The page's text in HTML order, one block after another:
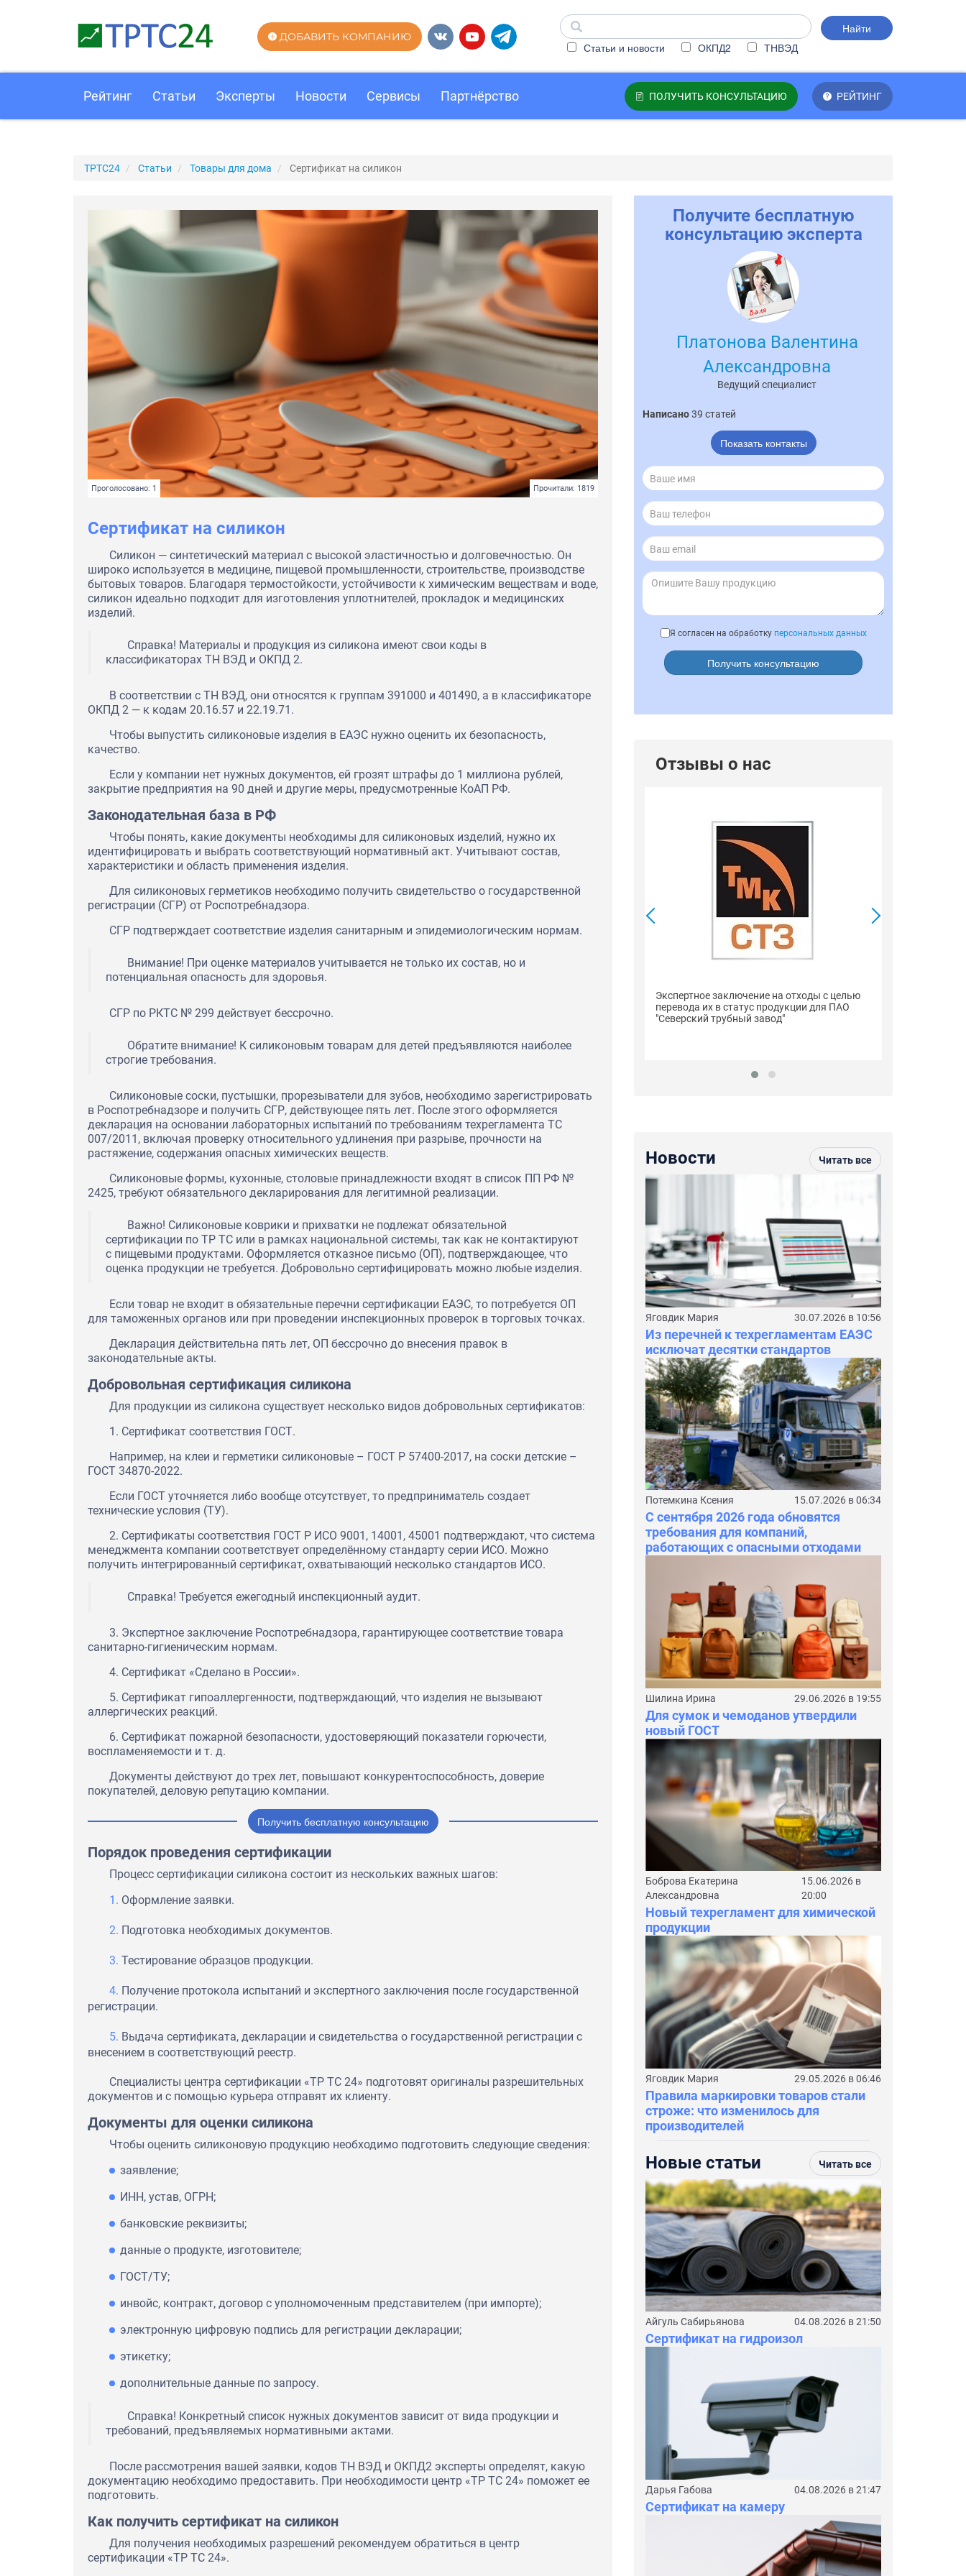
Найти
Статьи и новости
ОКПД2 ТНВЭД
ДОБАВИТЬ КОМПАНИЮ
ПОЛУЧИТЬ КОНСУЛЬТАЦИЮ РЕЙТИНГ
Рейтинг Статьи Эксперты Новости Сервисы Партнёрство
ТРТС24 Статьи Товары для дома Сертификат на силикон
Проголосовано: 1 Прочитали: 1819
Сертификат на силикон
Силикон — синтетический материал с высокой эластичностью и долговечностью. Он
широко используется в медицине, пищевой промышленности, строительстве, производстве
бытовых товаров. Благодаря термостойкости, устойчивости к химическим веществам и воде,
силикон идеально подходит для изготовления уплотнителей, прокладок и медицинских
изделий.
Справка! Материалы и продукция из силикона имеют свои коды в
классификаторах ТН ВЭД и ОКПД 2.
В соответствии с ТН ВЭД, они относятся к группам 391000 и 401490, а в классификаторе
ОКПД 2 — к кодам 20.16.57 и 22.19.71.
Чтобы выпустить силиконовые изделия в ЕАЭС нужно оценить их безопасность,
качество.
Если у компании нет нужных документов, ей грозят штрафы до 1 миллиона рублей,
закрытие предприятия на 90 дней и другие меры, предусмотренные КоАП РФ.
Законодательная база в РФ
Чтобы понять, какие документы необходимы для силиконовых изделий, нужно их
идентифицировать и выбрать соответствующий нормативный акт. Учитывают состав,
характеристики и область применения изделия.
Для силиконовых герметиков необходимо получить свидетельство о государственной
регистрации (СГР) от Роспотребнадзора.
СГР подтверждает соответствие изделия санитарным и эпидемиологическим нормам.
Внимание! При оценке материалов учитывается не только их состав, но и
потенциальная опасность для здоровья.
СГР по РКТС № 299 действует бессрочно.
Обратите внимание! К силиконовым товарам для детей предъявляются наиболее
строгие требования.
Силиконовые соски, пустышки, прорезыватели для зубов, необходимо зарегистрировать
в Роспотребнадзоре и получить СГР, действующее пять лет. После этого оформляется
декларация на основании лабораторных испытаний по требованиям техрегламента ТС
007/2011, включая проверку относительного удлинения при разрыве, прочности на
растяжение, содержания опасных химических веществ.
Силиконовые формы, кухонные, столовые принадлежности входят в список ПП РФ №
2425, требуют обязательного декларирования для легитимной реализации.
Важно! Силиконовые коврики и прихватки не подлежат обязательной
сертификации по ТР ТС или в рамках национальной системы, так как не контактируют
с пищевыми продуктами. Оформляется отказное письмо (ОП), подтверждающее, что
оценка продукции не требуется. Добровольно сертифицировать можно любые изделия.
Если товар не входит в обязательные перечни сертификации ЕАЭС, то потребуется ОП
для таможенных органов или при проведении инспекционных проверок в торговых точках.
Декларация действительна пять лет, ОП бессрочно до внесения правок в
законодательные акты.
Добровольная сертификация силикона
Для продукции из силикона существует несколько видов добровольных сертификатов:
1. Сертификат соответствия ГОСТ.
Например, на клеи и герметики силиконовые – ГОСТ Р 57400-2017, на соски детские –
ГОСТ 34870-2022.
Если ГОСТ уточняется либо вообще отсутствует, то предприниматель создает
технические условия (ТУ).
2. Сертификаты соответствия ГОСТ Р ИСО 9001, 14001, 45001 подтверждают, что система
менеджмента компании соответствует определённому стандарту серии ИСО. Можно
получить интегрированный сертификат, охватывающий несколько стандартов ИСО.
Справка! Требуется ежегодный инспекционный аудит.
3. Экспертное заключение Роспотребнадзора, гарантирующее соответствие товара
санитарно-гигиеническим нормам.
4. Сертификат «Сделано в России».
5. Сертификат гипоаллергенности, подтверждающий, что изделия не вызывают
аллергических реакций.
6. Сертификат пожарной безопасности, удостоверяющий показатели горючести,
воспламеняемости и т. д.
Документы действуют до трех лет, повышают конкурентоспособность, доверие
покупателей, деловую репутацию компании.
Получить бесплатную консультацию
Порядок проведения сертификации
Процесс сертификации силикона состоит из нескольких важных шагов:
Оформление заявки.
Подготовка необходимых документов.
Тестирование образцов продукции.
Получение протокола испытаний и экспертного заключения после государственной
регистрации.
Выдача сертификата, декларации и свидетельства о государственной регистрации с
внесением в соответствующий реестр.
Специалисты центра сертификации «ТР ТС 24» подготовят оригиналы разрешительных
документов и с помощью курьера отправят их клиенту.
Документы для оценки силикона
Чтобы оценить силиконовую продукцию необходимо подготовить следующие сведения:
заявление;
ИНН, устав, ОГРН;
банковские реквизиты;
данные о продукте, изготовителе;
ГОСТ/ТУ;
инвойс, контракт, договор с уполномоченным представителем (при импорте);
электронную цифровую подпись для регистрации декларации;
этикетку;
дополнительные данные по запросу.
Справка! Конкретный список нужных документов зависит от вида продукции и
требований, предъявляемых нормативными актами.
После рассмотрения вашей заявки, кодов ТН ВЭД и ОКПД2 эксперты определят, какую
документацию необходимо предоставить. При необходимости центр «ТР ТС 24» поможет ее
подготовить.
Как получить сертификат на силикон
Для получения необходимых разрешений рекомендуем обратиться в центр
сертификации «ТР ТС 24».
Получите бесплатную
консультацию эксперта
Платонова Валентина
Александровна
Ведущий специалист
Написано39 статей
Показать контакты
Я согласен на обработку персональных данных
Получить консультацию
Отзывы о нас
перевода их в статус продукции для ПАО
"Северский трубный завод"
Экспертное заключение на отходы с целью
перевода их в статус продукции для ПАО
"Северский трубный завод"
Новости Читать все
Яговдик Мария 30.07.2026 в 10:56
Из перечней к техрегламентам ЕАЭС
исключат десятки стандартов
Потемкина Ксения 15.07.2026 в 06:34
С сентября 2026 года обновятся
требования для компаний,
работающих с опасными отходами
Шилина Ирина 29.06.2026 в 19:55
Для сумок и чемоданов утвердили
новый ГОСТ
Боброва Екатерина
Александровна
15.06.2026 в
20:00
Новый техрегламент для химической
продукции
Яговдик Мария 29.05.2026 в 06:46
Правила маркировки товаров стали
строже: что изменилось для
производителей
Новые статьи Читать все
Айгуль Сабирьянова 04.08.2026 в 21:50
Сертификат на гидроизол
Дарья Габова 04.08.2026 в 21:47
Сертификат на камеру